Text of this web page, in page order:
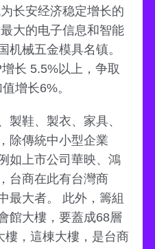
长安经济稳定增长的
大的电子信息和智能
机械五金模具名镇。
长 5.5%以上，争取
增长6%。
製鞋、製衣、家具、
除傳統中小型企業
如上市公司華映、鴻
台商在此有台灣商
最大者。 此外，籌組
館大樓，要蓋成68層
樓，這棟大樓，是台商